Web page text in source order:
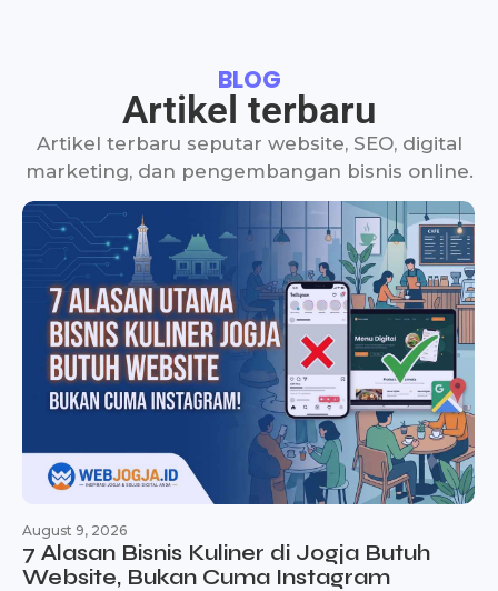
BLOG
Artikel terbaru
Artikel terbaru seputar website, SEO, digital
marketing, dan pengembangan bisnis online.
August 9, 2026
7 Alasan Bisnis Kuliner di Jogja Butuh
Website, Bukan Cuma Instagram